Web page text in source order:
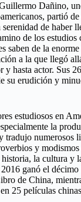
Dañino,
partió
de haber
de los estudios
saben de la
a la que llegó
y hasta actor. Sus
su erudición y
estudiosos en
la
tradujo numerosos
y modismos
la cultura y
ganó el décimo
de China,
25 películas